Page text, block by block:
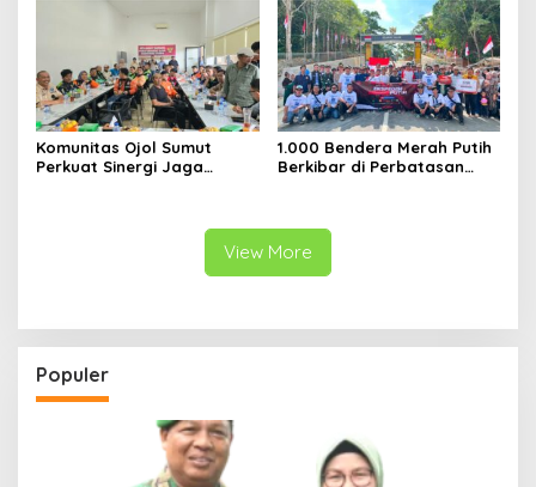
Komunitas Ojol Sumut
Perkuat Sinergi Jaga
1.000 Bendera Merah Putih
Berkibar di Perbatasan
View More
Populer